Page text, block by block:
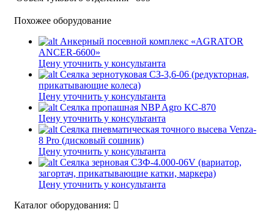
Похожее оборудование
Анкерный посевной комплекс «AGRATOR
ANCER-6600»
Цену уточнить у консультанта
Сеялка зернотуковая СЗ-3,6-06 (редукторная,
прикатывающие колеса)
Цену уточнить у консультанта
Сеялка пропашная NBP Agro KC-870
Цену уточнить у консультанта
Сеялка пневматическая точного высева Venza-
8 Pro (дисковый сошник)
Цену уточнить у консультанта
Сеялка зерновая СЗФ-4.000-06V (вариатор,
загортач, прикатывающие катки, маркера)
Цену уточнить у консультанта
Каталог оборудования: